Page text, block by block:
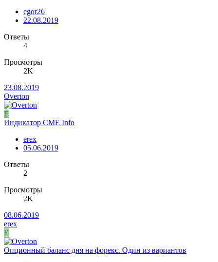
egor26
22.08.2019
Ответы
4
Просмотры
2K
23.08.2019
Overton
E
Индикатор CME Info
erex
05.06.2019
Ответы
2
Просмотры
2K
08.06.2019
erex
E
Опционный баланс дня на форекс. Один из вариантов